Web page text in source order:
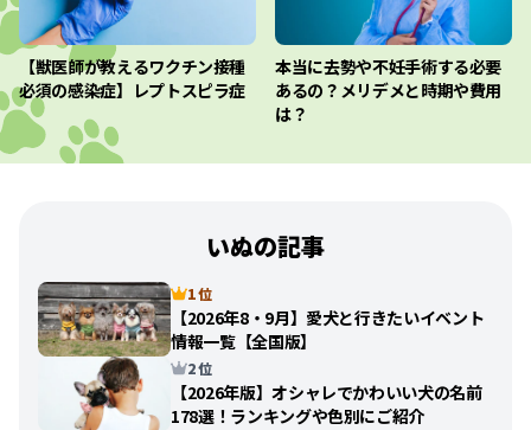
【獣医師が教えるワクチン接種
必須の感染症】レプトスピラ症
本当に去勢や不妊手術する必要
あるの？メリデメと時期や費用
は？
いぬの記事
1 位
【2026年8・9月】愛犬と行きたいイベント
情報一覧【全国版】
2 位
【2026年版】オシャレでかわいい犬の名前
178選！ランキングや色別にご紹介